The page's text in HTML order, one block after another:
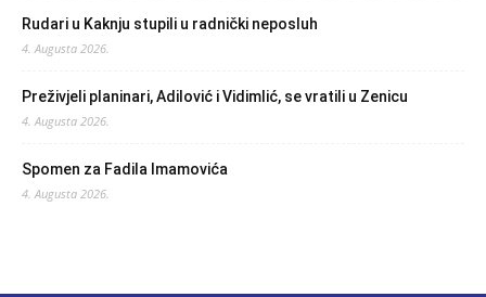
Rudari u Kaknju stupili u radnički neposluh
4. Augusta 2026.
Preživjeli planinari, Adilović i Vidimlić, se vratili u Zenicu
4. Augusta 2026.
Spomen za Fadila Imamovića
4. Augusta 2026.